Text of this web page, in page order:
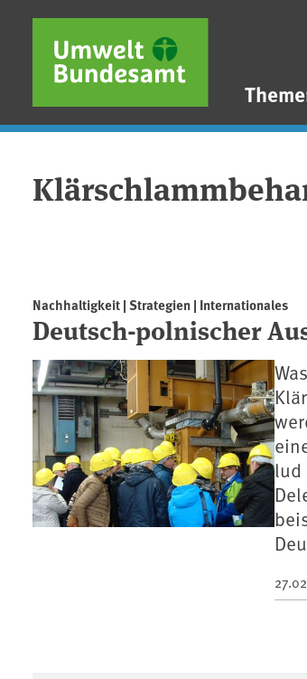
Direkt zum Inhalt
Direkt zum Hauptmenü
Direkt zur Fußzeile
Nachhaltigkeit | Strategien | Internationales
Deutsch-polnischer
lud